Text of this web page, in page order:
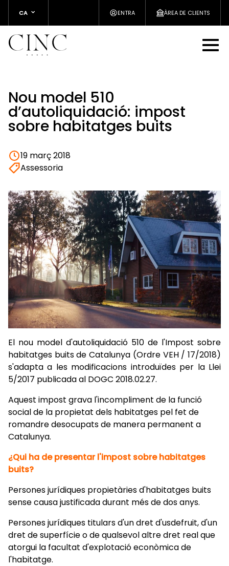
CA ENTRA ÀREA DE CLIENTS
Nou model 510
d’autoliquidació: impost
sobre habitatges buits
19 març 2018
Assessoria
El nou model d'autoliquidació 510 de l'Impost sobre
habitatges buits de Catalunya (Ordre VEH / 17/2018)
s'adapta a les modificacions introduïdes per la Llei
5/2017 publicada al DOGC 2018.02.27.
Aquest impost grava l'incompliment de la funció
social de la propietat dels habitatges pel fet de
romandre desocupats de manera permanent a
Catalunya.
¿Qui ha de presentar l'impost sobre habitatges
buits?
Persones jurídiques propietàries d'habitatges buits
sense causa justificada durant més de dos anys.
Persones jurídiques titulars d'un dret d'usdefruit, d'un
dret de superfície o de qualsevol altre dret real que
atorgui la facultat d'explotació econòmica de
l'habitatge.